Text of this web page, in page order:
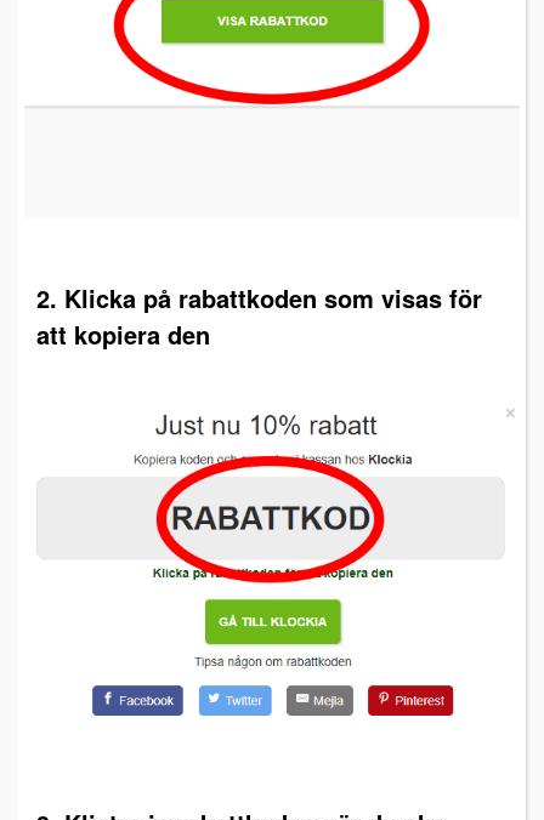
2. Klicka på rabattkoden som visas för
att kopiera den